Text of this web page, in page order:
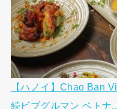
【ハノイ】Chao Ban
続ビブグルマン ベトナ